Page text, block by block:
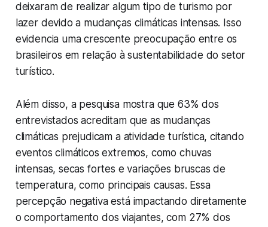
deixaram de realizar algum tipo de turismo por
lazer devido a mudanças climáticas intensas. Isso
evidencia uma crescente preocupação entre os
brasileiros em relação à sustentabilidade do setor
turístico.
Além disso, a pesquisa mostra que 63% dos
entrevistados acreditam que as mudanças
climáticas prejudicam a atividade turística, citando
eventos climáticos extremos, como chuvas
intensas, secas fortes e variações bruscas de
temperatura, como principais causas. Essa
percepção negativa está impactando diretamente
o comportamento dos viajantes, com 27% dos